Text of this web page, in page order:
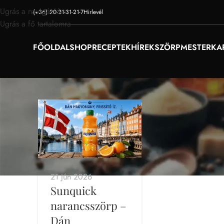
Ugrás a navigációra
Ugrás a fő tartalomra
(+36) 20-21-31-21-7Hirlevél
FŐOLDALSHOPRECEPTEKHÍREKSZÖRPMESTER
21 jún 2026
Sunquick
narancsszörp –
Dán